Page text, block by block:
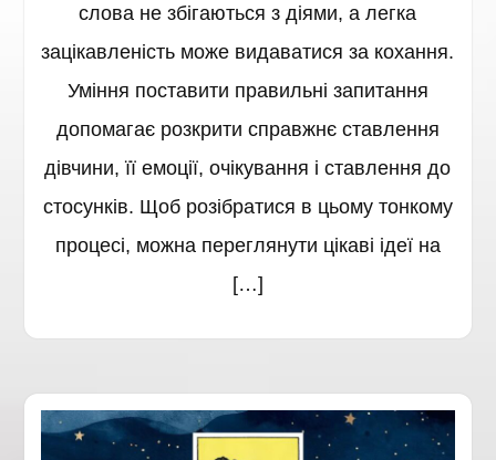
слова не збігаються з діями, а легка
зацікавленість може видаватися за кохання.
Уміння поставити правильні запитання
допомагає розкрити справжнє ставлення
дівчини, її емоції, очікування і ставлення до
стосунків. Щоб розібратися в цьому тонкому
процесі, можна переглянути цікаві ідеї на
[…]